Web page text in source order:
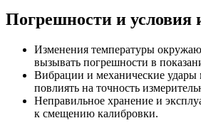
Погрешности и условия
Изменения температуры
вызывать погрешности в
Вибрации и механические удары
повлиять на точность
Неправильное хранение и
к смещению калибровки.